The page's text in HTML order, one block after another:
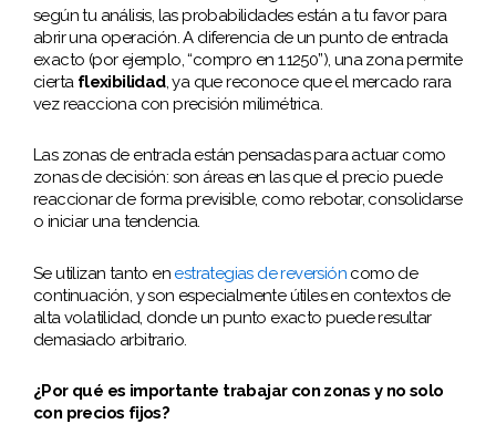
según tu análisis, las probabilidades están a tu favor para
abrir una operación. A diferencia de un punto de entrada
exacto (por ejemplo, “compro en 1.1250”), una zona permite
cierta flexibilidad, ya que reconoce que el mercado rara
vez reacciona con precisión milimétrica.
Las zonas de entrada están pensadas para actuar como
zonas de decisión: son áreas en las que el precio puede
reaccionar de forma previsible, como rebotar, consolidarse
o iniciar una tendencia.
Se utilizan tanto en estrategias de reversión como de
continuación, y son especialmente útiles en contextos de
alta volatilidad, donde un punto exacto puede resultar
demasiado arbitrario.
¿Por qué es importante trabajar con zonas y no solo
con precios fijos?